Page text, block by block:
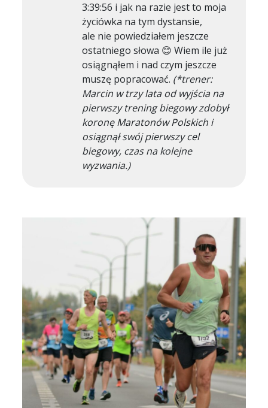
3:39:56 i jak na razie jest to moja
życiówka na tym dystansie,
ale nie powiedziałem jeszcze
ostatniego słowa 😊 Wiem ile już
osiągnąłem i nad czym jeszcze
muszę popracować. (*trener:
Marcin w trzy lata od wyjścia na
pierwszy trening biegowy zdobył
koronę Maratonów Polskich i
osiągnął swój pierwszy cel
biegowy, czas na kolejne
wyzwania.)